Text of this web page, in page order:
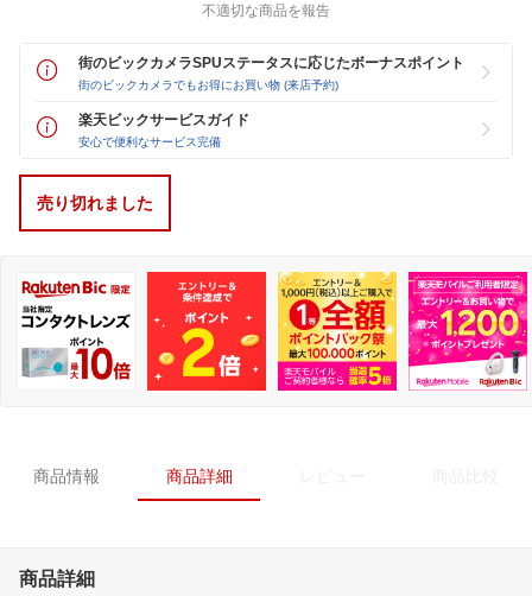
不適切な商品を報告
街のビックカメラSPUステータスに応じたボーナスポイント
街のビックカメラでもお得にお買い物 (来店予約)
楽天ビックサービスガイド
安心で便利なサービス完備
売り切れました
商品情報 商品詳細
商品詳細